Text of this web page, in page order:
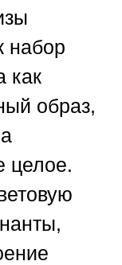
набор
как
образ,
целое.